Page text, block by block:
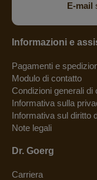
E-mail
Informazioni e
Pagamenti e
Modulo di contatto
Condizioni generali di
Informativa sulla
Informativa sul diritto
Note legali
Dr. Goerg
Carriera